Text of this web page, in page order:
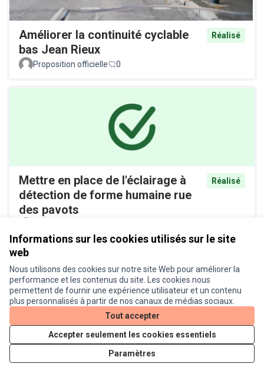
Informations sur les cookies utilisés sur le site
web
Nous utilisons des cookies sur notre site Web pour améliorer la
performance et les contenus du site. Les cookies nous
permettent de fournir une expérience utilisateur et un contenu
plus personnalisés à partir de nos canaux de médias sociaux.
Tout accepter
Accepter seulement les cookies essentiels
Paramètres
Améliorer la continuité cyclable
bas Jean Rieux
Réalisé
Proposition officielle 0
Mettre en place de l'éclairage à
détection de forme humaine rue
des pavots
Réalisé
Installer des racks à vélos devant
les commerces de la route d'Agde